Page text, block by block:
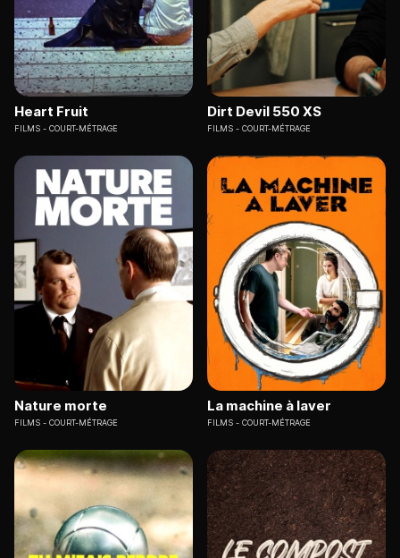
Heart Fruit
FILMS COURT-MÉTRAGE
Dirt Devil 550 XS
FILMS COURT-MÉTRAGE
Nature morte
FILMS COURT-MÉTRAGE
La machine à laver
FILMS COURT-MÉTRAGE